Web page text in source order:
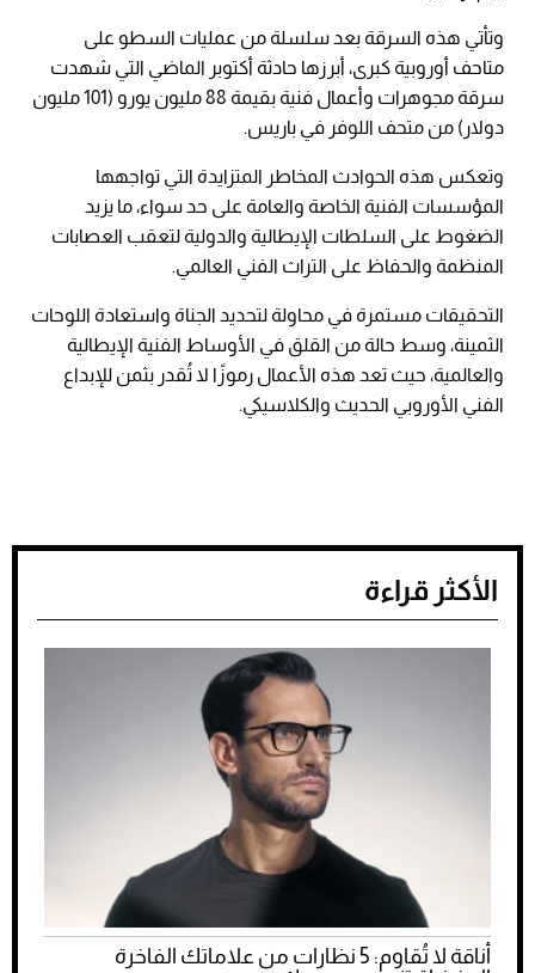
وتأتي هذه السرقة بعد سلسلة من عمليات السطو على
متاحف أوروبية كبرى، أبرزها حادثة أكتوبر الماضي التي شهدت
سرقة مجوهرات وأعمال فنية بقيمة 88 مليون يورو (101 مليون
دولار) من متحف اللوفر في باريس.
وتعكس هذه الحوادث المخاطر المتزايدة التي تواجهها
المؤسسات الفنية الخاصة والعامة على حد سواء، ما يزيد
الضغوط على السلطات الإيطالية والدولية لتعقب العصابات
المنظمة والحفاظ على التراث الفني العالمي.
التحقيقات مستمرة في محاولة لتحديد الجناة واستعادة اللوحات
الثمينة، وسط حالة من القلق في الأوساط الفنية الإيطالية
والعالمية، حيث تعد هذه الأعمال رموزًا لا تُقدر بثمن للإبداع
الفني الأوروبي الحديث والكلاسيكي.
الأكثر قراءة
أناقة لا تُقاوم: 5 نظارات من علاماتك الفاخرة